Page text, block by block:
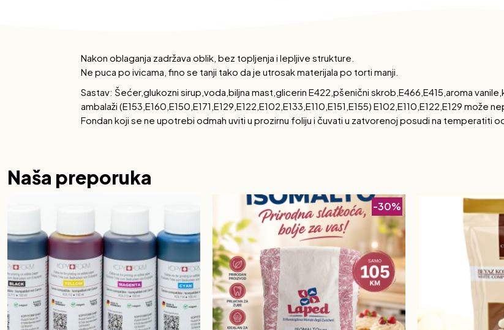
Nakon oblaganja zadržava oblik, bez topljenja i lepljive strukture.
Ne puca po ivicama, fino se tanji tako da je utrosak materijala po torti manji.
Sastav: Šećer,glukozni sirup,voda,biljna mast,glicerin E422,pšenični skrob,E466,E415,aroma
ambalaži (E153,E160,E150,E171,E129,E122,E102,E133,E110,E151,E155) E102,E110,E122,E129
Fondan koji se ne upotrebi odmah uviti u prozirnu foliju i čuvati u zatvorenoj posudi na temperatiti
Naša preporuka
-30%